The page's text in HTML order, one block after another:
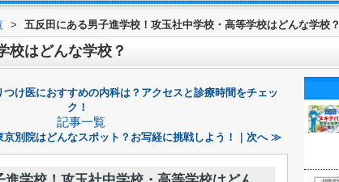
> 五反田にある男子進学校！攻玉社中学校・高等学校はどんな学校？
校はどんな学校？
け医におすすめの内科は？アクセスと診療時間をチェッ
ク！
記事一覧
京別院はどんなスポット？お写経に挑戦しよう！｜次へ ≫